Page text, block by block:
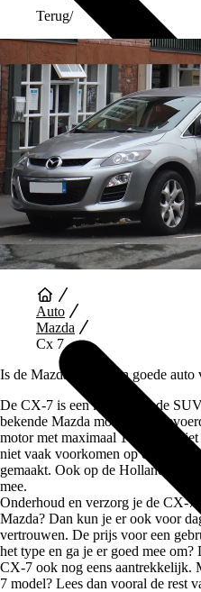
Auto Diensten
Terug/
Auto
Mazda
Cx 7
Is de Mazda CX-7 een goede auto
De CX-7 is een kenmerkende
bekende Mazda model is
motor met maximaal 173pk. Je
niet vaak voorkomen op de weg,
gemaakt. Ook op de Hollandse
mee.
Onderhoud en verzorg je de CX-7
Mazda? Dan kun je er ook voor
vertrouwen. De prijs voor een
het type en ga je er goed mee om?
CX-7 ook nog eens aantrekkelijk.
7 model? Lees dan vooral de rest